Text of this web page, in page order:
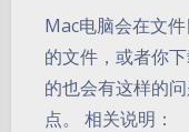
Mac电脑会在文
的文件，或者你
的也会有这样的
点。 相关说明：